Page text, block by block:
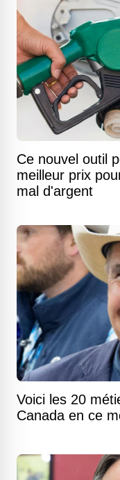
Ce nouvel outil
meilleur prix
mal d'argent
Voici les 20
Canada en ce